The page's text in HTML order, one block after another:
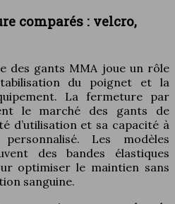
comparés : velcro,
des gants MMA joue un rôle
du poignet et la
La fermeture par
le marché des gants de
d’utilisation et sa capacité à
Les modèles
des bandes élastiques
optimiser le maintien sans
sanguine.